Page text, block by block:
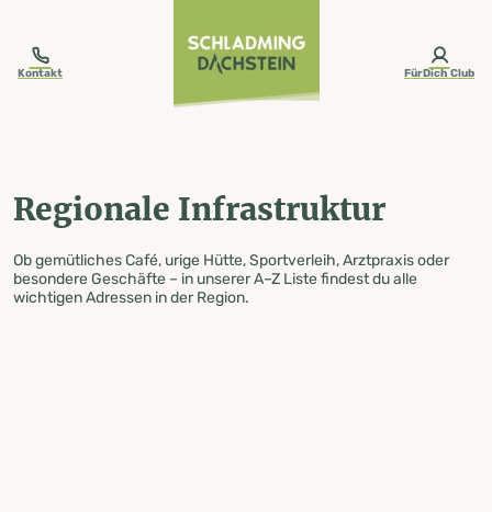
Kontakt FürDich Club
Regionale Infrastruktur
Ob gemütliches Café, urige Hütte, Sportverleih, Arztpraxis oder
besondere Geschäfte – in unserer A–Z Liste findest du alle
wichtigen Adressen in der Region.